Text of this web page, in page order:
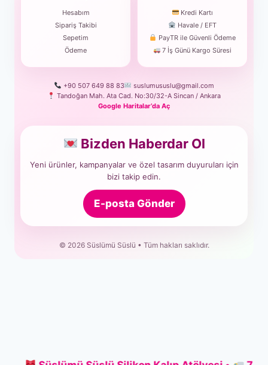
Hesabım
Sipariş Takibi
Sepetim
Ödeme
Kredi Kartı
Havale / EFT
PayTR ile Güvenli Ödeme
7 İş Günü Kargo Süresi
+90 507 649 88 83
suslumususlu@gmail.com
Tandoğan Mah. Ata Cad. No:30/32-A Sincan / Ankara
Google Haritalar’da Aç
Bizden Haberdar Ol
Yeni ürünler, kampanyalar ve özel tasarım duyuruları için
bizi takip edin.
E-posta Gönder
© 2026 Süslümü Süslü • Tüm hakları saklıdır.